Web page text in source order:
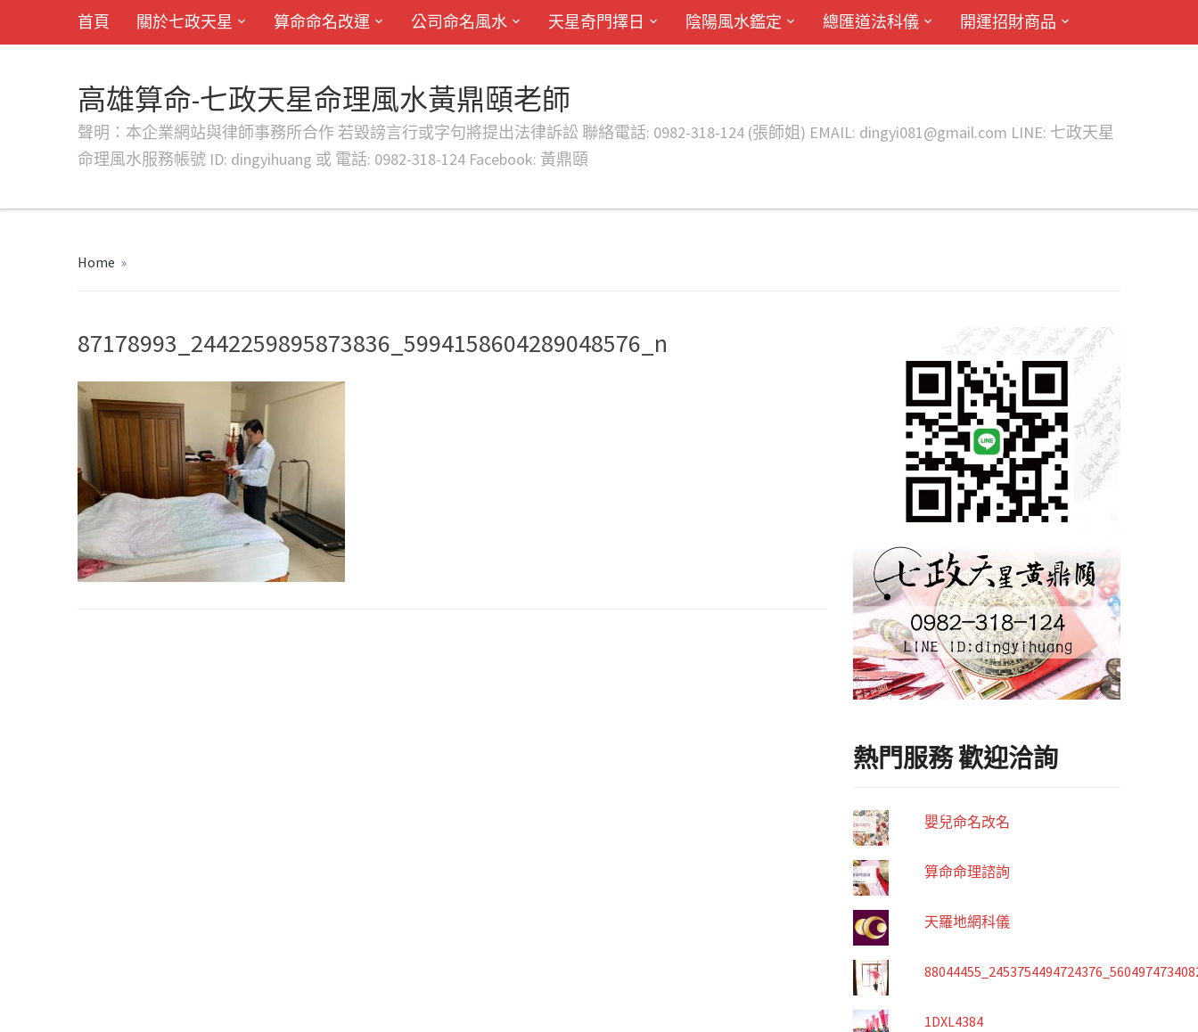
首頁 關於七政天星 算命命名改運 公司命名風水 天星奇門擇日 陰陽風水鑑定 總匯道法科儀 開運招財商品
高雄算命-七政天星命理風水黃鼎頤老師
聲明：本企業網站與律師事務所合作 若毀謗言行或字句將提出法律訴訟 聯絡電話: 0982-318-124 (張師姐) EMAIL: dingyi081@gmail.com LINE: 七政天星
命理風水服務帳號 ID: dingyihuang 或 電話: 0982-318-124 Facebook: 黃鼎頤
Home »
87178993_2442259895873836_5994158604289048576_n
熱門服務 歡迎洽詢
嬰兒命名改名
算命命理諮詢
天羅地網科儀
1DXL4384